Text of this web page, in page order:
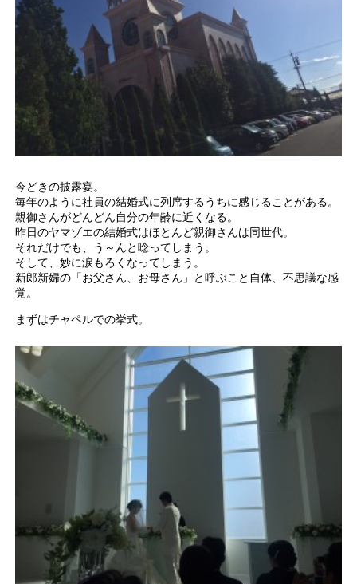
今どきの披露宴。
毎年のように社員の結婚式に列席するうちに感じることがある。
親御さんがどんどん自分の年齢に近くなる。
昨日のヤマゾエの結婚式はほとんど親御さんは同世代。
それだけでも、う～んと唸ってしまう。
そして、妙に涙もろくなってしまう。
新郎新婦の「お父さん、お母さん」と呼ぶこと自体、不思議な感
覚。
まずはチャペルでの挙式。